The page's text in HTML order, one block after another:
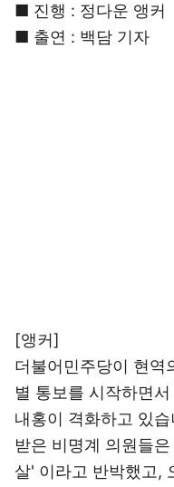
■ 진행 : 정다운 앵커
■ 출연 : 백담 기자
[앵커]
더불어민주당이 현역
별 통보를 시작하면
내홍이 격화하고 있
받은 비명계 의원들
살' 이라고 반박했고,